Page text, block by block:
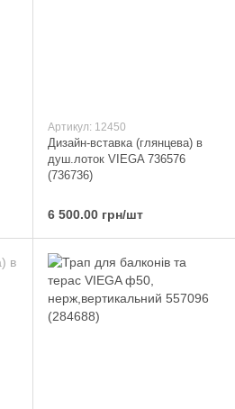
Артикул: 12450
Дизайн-вставка (глянцева) в
душ.лоток VIEGA 736576
(736736)
6 500.00 грн/шт